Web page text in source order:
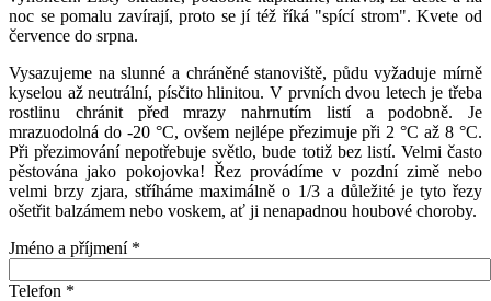
noc se pomalu zavírají, proto se jí též říká "spící strom". Kvete od
července do srpna.
Vysazujeme na slunné a chráněné stanoviště, půdu vyžaduje mírně
kyselou až neutrální, písčito hlinitou. V prvních dvou letech je třeba
rostlinu chránit před mrazy nahrnutím listí a podobně. Je
mrazuodolná do -20 °C, ovšem nejlépe přezimuje při 2 °C až 8 °C.
Při přezimování nepotřebuje světlo, bude totiž bez listí. Velmi často
pěstována jako pokojovka! Řez provádíme v pozdní zimě nebo
velmi brzy zjara, stříháme maximálně o 1/3 a důležité je tyto řezy
ošetřit balzámem nebo voskem, ať ji nenapadnou houbové choroby.
Jméno a příjmení *
Telefon *